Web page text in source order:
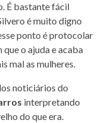
É bastante fácil
é muito digno
ponto é protocolar
o ajuda e acaba
mal as mulheres.
noticiários do
interpretando
do que era.